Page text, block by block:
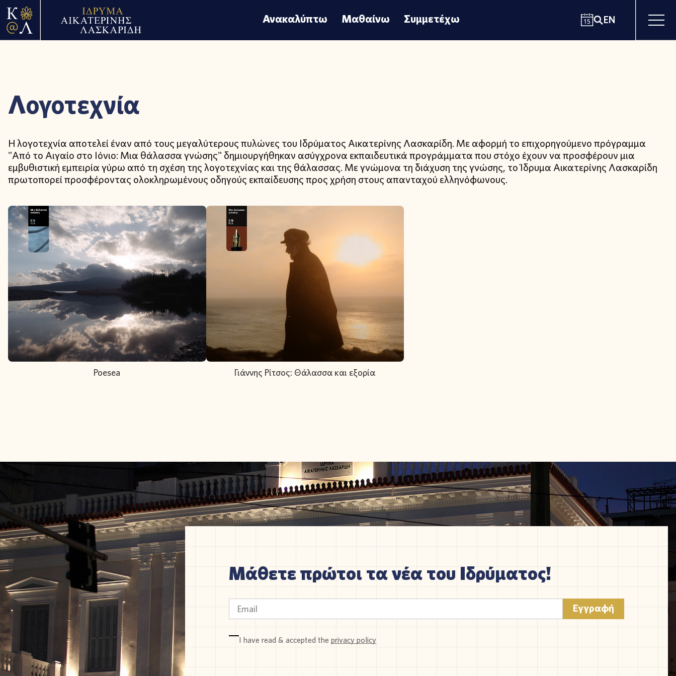
Ανακαλύπτω Μαθαίνω Συμμετέχω EN
Λογοτεχνία
Η λογοτεχνία αποτελεί έναν από τους μεγαλύτερους πυλώνες του Ιδρύματος Αικατερίνης Λασκαρίδη. Με αφορμή το επιχορηγούμενο πρόγραμμα
"Από το Αιγαίο στο Ιόνιο: Μια θάλασσα γνώσης" δημιουργήθηκαν ασύγχρονα εκπαιδευτικά προγράμματα που στόχο έχουν να προσφέρουν μια
εμβυθιστική εμπειρία γύρω από τη σχέση της λογοτεχνίας και της θάλασσας. Με γνώμονα τη διάχυση της γνώσης, το Ίδρυμα Αικατερίνης Λασκαρίδη
πρωτοπορεί προσφέροντας ολοκληρωμένους οδηγούς εκπαίδευσης προς χρήση στους απανταχού ελληνόφωνους.
Poesea Γιάννης Ρίτσος: Θάλασσα και εξορία
Μάθετε πρώτοι τα νέα του Ιδρύματος!
I have read & accepted theprivacy policy